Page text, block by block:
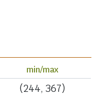
min/max
(244, 367)